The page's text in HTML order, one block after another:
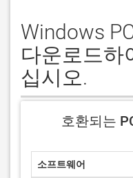
Windows
다운로드하
십시오.
호환되는
소프트웨어